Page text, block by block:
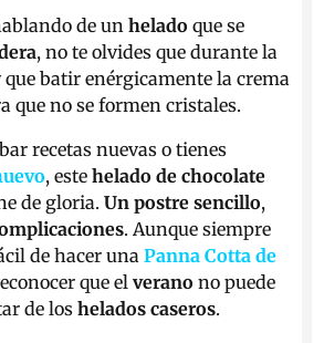
de unhelado que se
, no te olvides que durante la
batir enérgicamente la crema
que no se formen cristales.
recetas nuevas o tienes
, estehelado de chocolate
de gloria.Un postre sencillo,
. Aunque siempre
de hacer unaPanna Cotta de
que elverano no puede
de loshelados caseros.